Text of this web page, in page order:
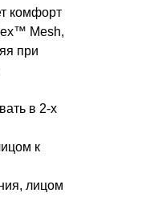
комфорт
Mesh,
при
в 2-х
к
лицом